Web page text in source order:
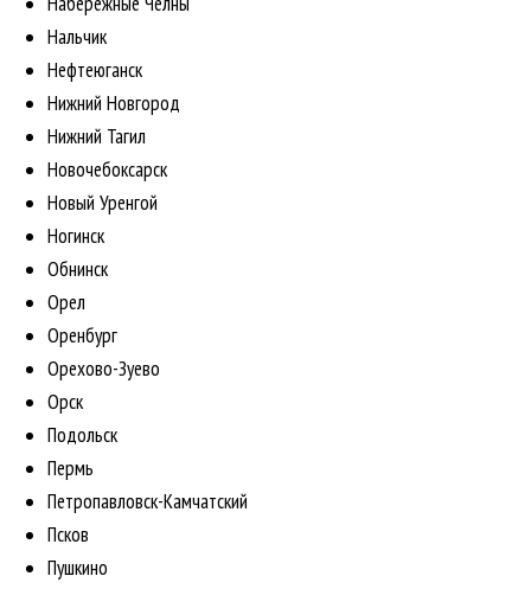
Нальчик
Нефтеюганск
Нижний Новгород
Нижний Тагил
Новочебоксарск
Новый Уренгой
Ногинск
Обнинск
Орел
Оренбург
Орехово-Зуево
Орск
Подольск
Пермь
Петропавловск-Камчатский
Псков
Пушкино